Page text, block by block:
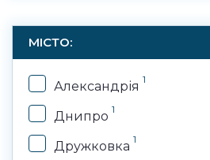
МІСТО:
Александрія 1
Днипро 1
Дружковка 1